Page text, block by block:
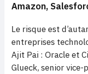
Amazon,
Le risque est
entreprises
Ajit Pai : Oracle et
Glueck, senior vice-